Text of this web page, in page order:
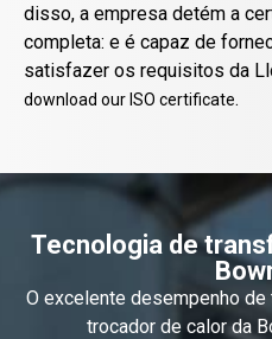
disso, a empresa detém a
completa: e é capaz de
satisfazer os requisitos da
download our ISO certificate.
Tecnologia de
O excelente desempenho
trocador de calor da